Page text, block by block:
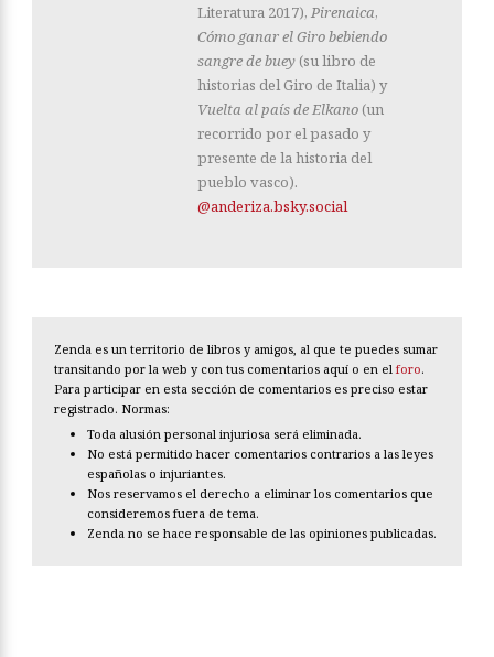
Literatura 2017), Pirenaica,
Cómo ganar el Giro bebiendo
sangre de buey (su libro de
historias del Giro de Italia) y
Vuelta al país de Elkano (un
recorrido por el pasado y
presente de la historia del
pueblo vasco).
@anderiza.bsky.social
Zenda es un territorio de libros y amigos, al que te puedes sumar
transitando por la web y con tus comentarios aquí o en el foro.
Para participar en esta sección de comentarios es preciso estar
registrado. Normas:
Toda alusión personal injuriosa será eliminada.
No está permitido hacer comentarios contrarios a las leyes
españolas o injuriantes.
Nos reservamos el derecho a eliminar los comentarios que
consideremos fuera de tema.
Zenda no se hace responsable de las opiniones publicadas.